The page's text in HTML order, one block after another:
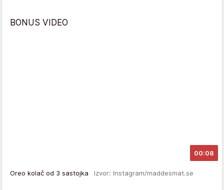
BONUS VIDEO
00:08
Oreo kolač od 3 sastojka Izvor: Instagram/maddesmat.se